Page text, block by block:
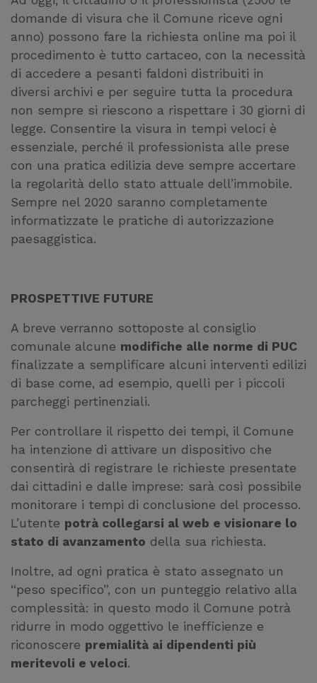
statistici su di te per
migliorare il servizio
domande di visura che il Comune riceve ogni
anno) possono fare la richiesta online ma poi il
procedimento è tutto cartaceo, con la necessità
di accedere a pesanti faldoni distribuiti in
diversi archivi e per seguire tutta la procedura
non sempre si riescono a rispettare i 30 giorni di
legge. Consentire la visura in tempi veloci è
essenziale, perché il professionista alle prese
con una pratica edilizia deve sempre accertare
la regolarità dello stato attuale dell’immobile.
Sempre nel 2020 saranno completamente
informatizzate le pratiche di autorizzazione
paesaggistica.
PROSPETTIVE FUTURE
A breve verranno sottoposte al consiglio
comunale alcune modifiche alle norme di PUC
finalizzate a semplificare alcuni interventi edilizi
di base come, ad esempio, quelli per i piccoli
parcheggi pertinenziali.
Per controllare il rispetto dei tempi, il Comune
ha intenzione di attivare un dispositivo che
consentirà di registrare le richieste presentate
dai cittadini e dalle imprese: sarà così possibile
monitorare i tempi di conclusione del processo.
L’utente potrà collegarsi al web e visionare lo
stato di avanzamento della sua richiesta.
Inoltre, ad ogni pratica è stato assegnato un
“peso specifico”, con un punteggio relativo alla
complessità: in questo modo il Comune potrà
ridurre in modo oggettivo le inefficienze e
riconoscere premialità ai dipendenti più
meritevoli e veloci.